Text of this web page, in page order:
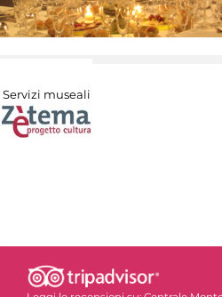
Servizi museali